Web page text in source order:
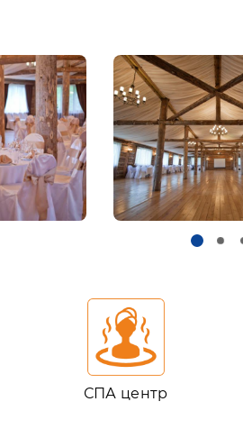
СПА центр